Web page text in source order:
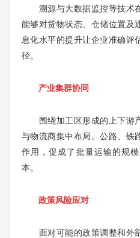
溯源与大数据监控等技术在
能够对货物状态、仓储位置及
息化水平的提升让企业准确评
径。
产业集群协同
围绕加工区形成的上下游
与物流商集中布局。公路、铁
作用，促成了批量运输的规
本。
政策风险应对
面对可能的政策调整和外